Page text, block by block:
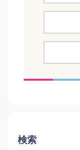
検索